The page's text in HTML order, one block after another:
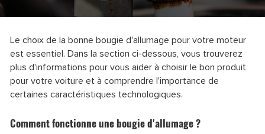
Le choix de la bonne bougie d'allumage pour votre moteur
est essentiel. Dans la section ci-dessous, vous trouverez
plus d'informations pour vous aider à choisir le bon produit
pour votre voiture et à comprendre l'importance de
certaines caractéristiques technologiques.
Comment fonctionne une bougie d'allumage ?